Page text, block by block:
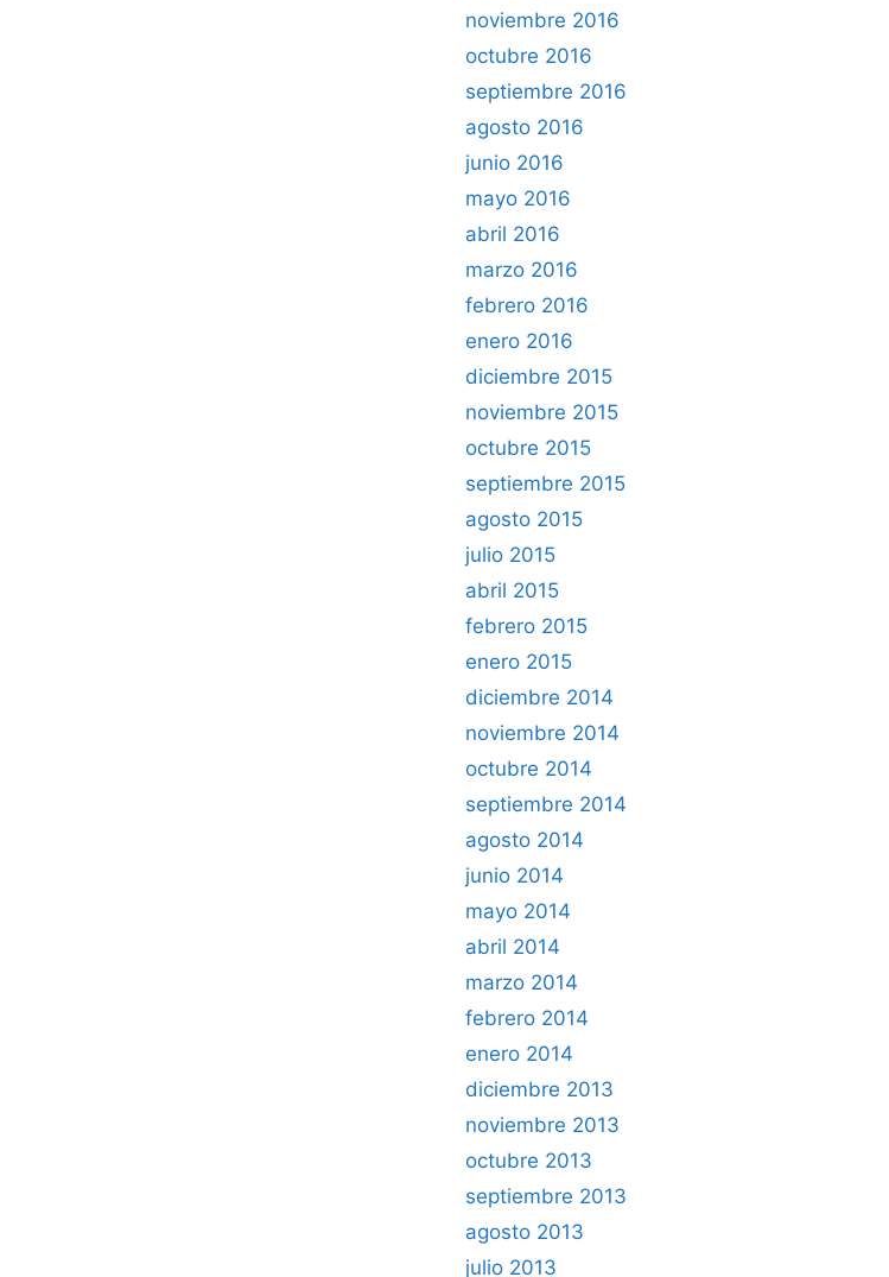
noviembre 2016
octubre 2016
septiembre 2016
agosto 2016
junio 2016
mayo 2016
abril 2016
marzo 2016
febrero 2016
enero 2016
diciembre 2015
noviembre 2015
octubre 2015
septiembre 2015
agosto 2015
julio 2015
abril 2015
febrero 2015
enero 2015
diciembre 2014
noviembre 2014
octubre 2014
septiembre 2014
agosto 2014
junio 2014
mayo 2014
abril 2014
marzo 2014
febrero 2014
enero 2014
diciembre 2013
noviembre 2013
octubre 2013
septiembre 2013
agosto 2013
julio 2013